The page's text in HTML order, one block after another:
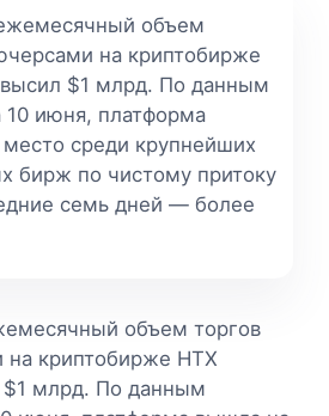
объем
на криптобирже
$1 млрд. По данным
10 июня, платформа
среди крупнейших
бирж по чистому притоку
семь дней — более
объем торгов
криптобирже HTX
млрд. По данным